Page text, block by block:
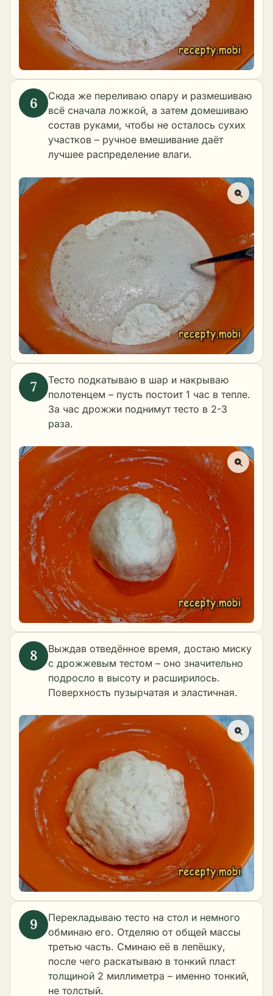
Сюда же переливаю опару и размешиваю
всё сначала ложкой, а затем домешиваю
состав руками, чтобы не осталось сухих
участков – ручное вмешивание даёт
лучшее распределение влаги.
Тесто подкатываю в шар и накрываю
полотенцем – пусть постоит 1 час в тепле.
За час дрожжи поднимут тесто в 2-3
раза.
Выждав отведённое время, достаю миску
с дрожжевым тестом – оно значительно
подросло в высоту и расширилось.
Поверхность пузырчатая и эластичная.
Перекладываю тесто на стол и немного
обминаю его. Отделяю от общей массы
третью часть. Сминаю её в лепёшку,
после чего раскатываю в тонкий пласт
толщиной 2 миллиметра – именно тонкий,
не толстый.